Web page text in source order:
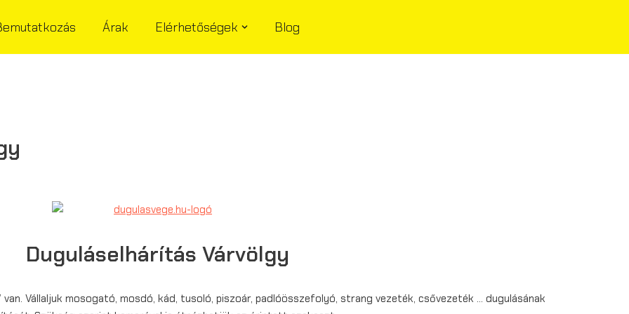
Árak Elérhetőségek Blog
Duguláselhárítás Várvölgy
van. Vállaljuk mosogató, mosdó, kád, tusoló, piszoár, padlóösszefolyó, strang vezeték, csővezeték … dugulásának